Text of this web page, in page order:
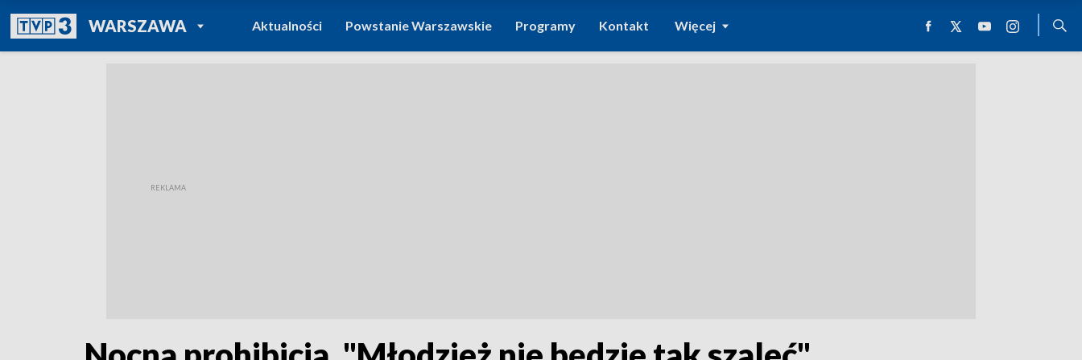
WARSZAWAPOWRÓT DO
TVP REGIONY
Aktualności Powstanie Warszawskie Programy Kontakt Więcej